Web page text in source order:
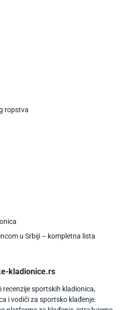
ropstva
u Srbiji – kompletna lista
kladionice.rs
recenzije sportskih kladionica,
i vodiči za sportsko klađenje.